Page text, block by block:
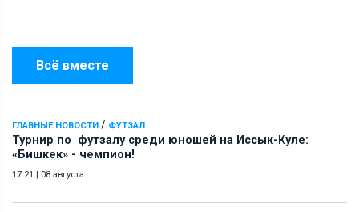
Всё вместе
ГЛАВНЫЕ НОВОСТИ / ФУТЗАЛ
Турнир по футзалу среди юношей на Иссык-Куле:
«Бишкек» - чемпион!
17:21 | 08 августа